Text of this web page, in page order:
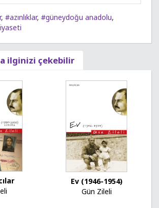
, #azınlıklar, #güneydoğu anadolu,
ilginizi çekebilir
Ev (1946-1954)
Gün Zileli